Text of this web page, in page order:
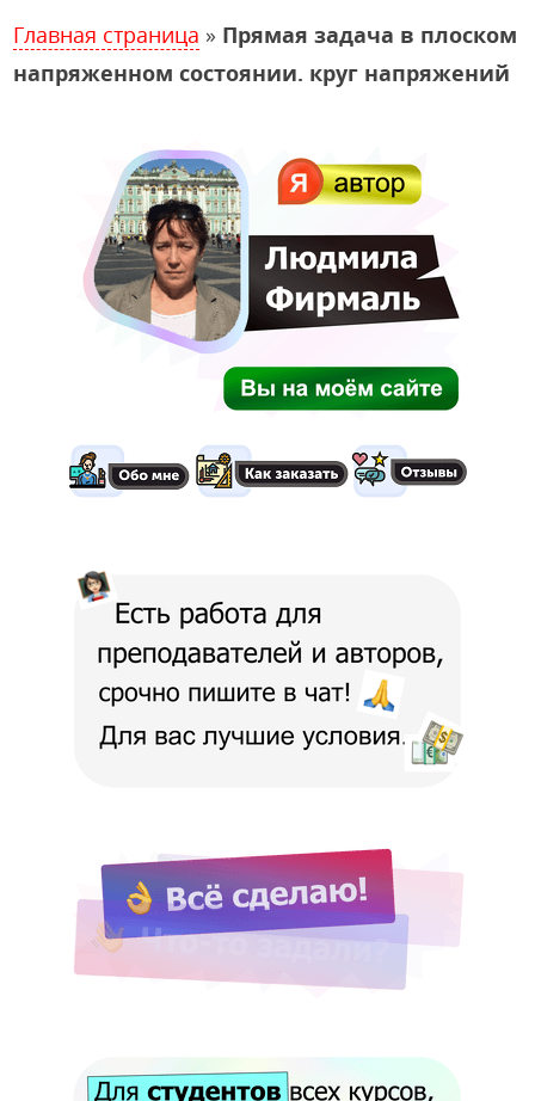
Главная страница » Прямая задача в плоском
напряженном состоянии. круг напряжений